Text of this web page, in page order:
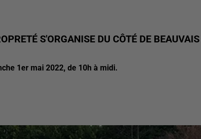
S'ORGANISE DU CÔTÉ DE BEAUVAIS
1er mai 2022, de 10h à midi.